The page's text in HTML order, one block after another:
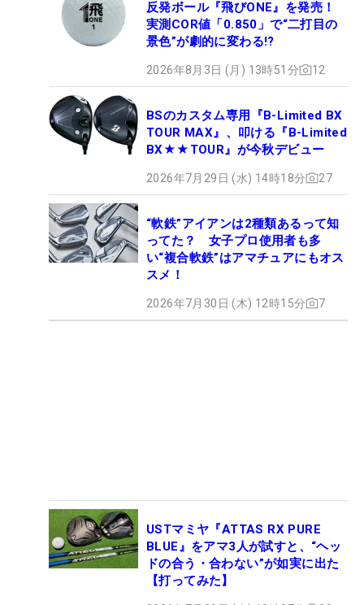
反発ボール『飛びONE』を発売！
実測COR値「0.850」で“二打目の
景色”が劇的に変わる!?
2026年8月3日 (月) 13時51分 12
BSのカスタム専用『B-Limited BX
TOUR MAX』、叩ける『B-Limited
BX★★TOUR』が今秋デビュー
2026年7月29日 (水) 14時18分 27
“軟鉄”アイアンは2種類あるって知
ってた？ 女子プロ使用者も多
い“複合軟鉄”はアマチュアにもオス
スメ！
2026年7月30日 (木) 12時15分 7
USTマミヤ『ATTAS RX PURE
BLUE』をアマ3人が試すと、“ヘッ
ドの合う・合わない”が如実に出た
【打ってみた】